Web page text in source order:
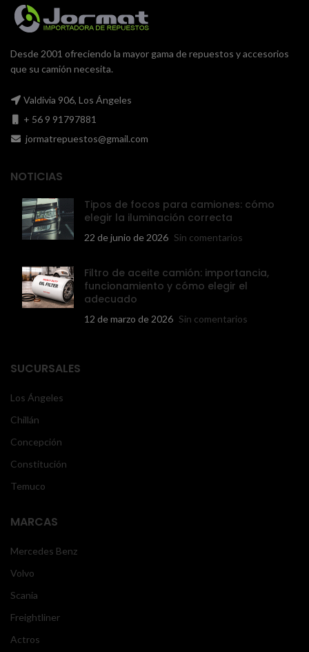
Desde 2001 ofreciendo la mayor gama de repuestos y accesorios
que su camión necesita.
Valdivia 906, Los Ángeles
+ 56 9 91797881
jormatrepuestos@gmail.com
NOTICIAS
Tipos de focos para camiones: cómo
elegir la iluminación correcta
22 de junio de 2026 Sin comentarios
Filtro de aceite camión: importancia,
funcionamiento y cómo elegir el
adecuado
12 de marzo de 2026 Sin comentarios
SUCURSALES
Los Ángeles
Chillán
Concepción
Constitución
Temuco
MARCAS
Mercedes Benz
Volvo
Scania
Freightliner
Actros